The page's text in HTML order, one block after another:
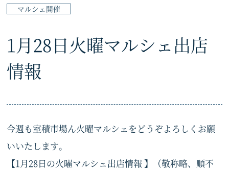
マルシェ開催
1月28日火曜マルシェ出店
情報
今週も室積市場ん火曜マルシェをどうぞよろしくお願
いいたします。
【1月28日の火曜マルシェ出店情報 】（敬称略、順不